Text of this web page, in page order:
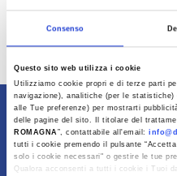
Consenso
Questo sito web utilizza i cookie
Utilizziamo cookie propri e di terze parti
navigazione), analitiche (per le
alle Tue preferenze) per mostrarti
delle pagine del sito. Il titolare del
ROMAGNA”, contattabile all'email:
tutti i cookie premendo il pulsante
solo i cookie necessari" o gestire le tue
Qualora acconsenti a tutti i cookie i Tuoi
Non è stato
Last
Content owned by